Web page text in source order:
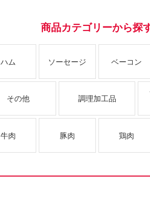
商品カテゴリーから探
ハム ソーセージ ベーコン
その他 調理加工品
牛肉 豚肉 鶏肉